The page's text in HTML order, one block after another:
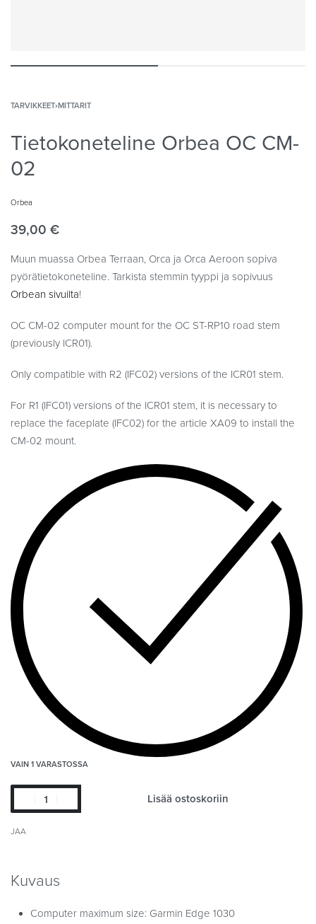
TARVIKKEET› MITTARIT
Tietokoneteline Orbea OC CM-
02
Orbea
39,00 €
Muun muassa Orbea Terraan, Orca ja Orca Aeroon sopiva
pyörätietokoneteline. Tarkista stemmin tyyppi ja sopivuus
Orbean sivuilta!
OC CM-02 computer mount for the OC ST-RP10 road stem
(previously ICR01).
Only compatible with R2 (IFC02) versions of the ICR01 stem.
For R1 (IFC01) versions of the ICR01 stem, it is necessary to
replace the faceplate (IFC02) for the article XA09 to install the
CM-02 mount.
VAIN 1 VARASTOSSA
Lisää ostoskoriin
JAA
Kuvaus
Computer maximum size: Garmin Edge 1030